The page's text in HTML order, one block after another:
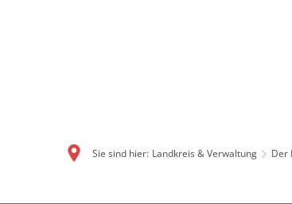
Sie sind hier: Landkreis & Verwaltung Der